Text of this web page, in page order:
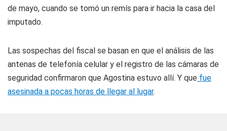
de mayo, cuando se tomó un remís para ir hacia la casa del
imputado.
Las sospechas del fiscal se basan en que el análisis de las
antenas de telefonía celular y el registro de las cámaras de
seguridad confirmaron que Agostina estuvo allí. Y que fue
asesinada a pocas horas de llegar al lugar.